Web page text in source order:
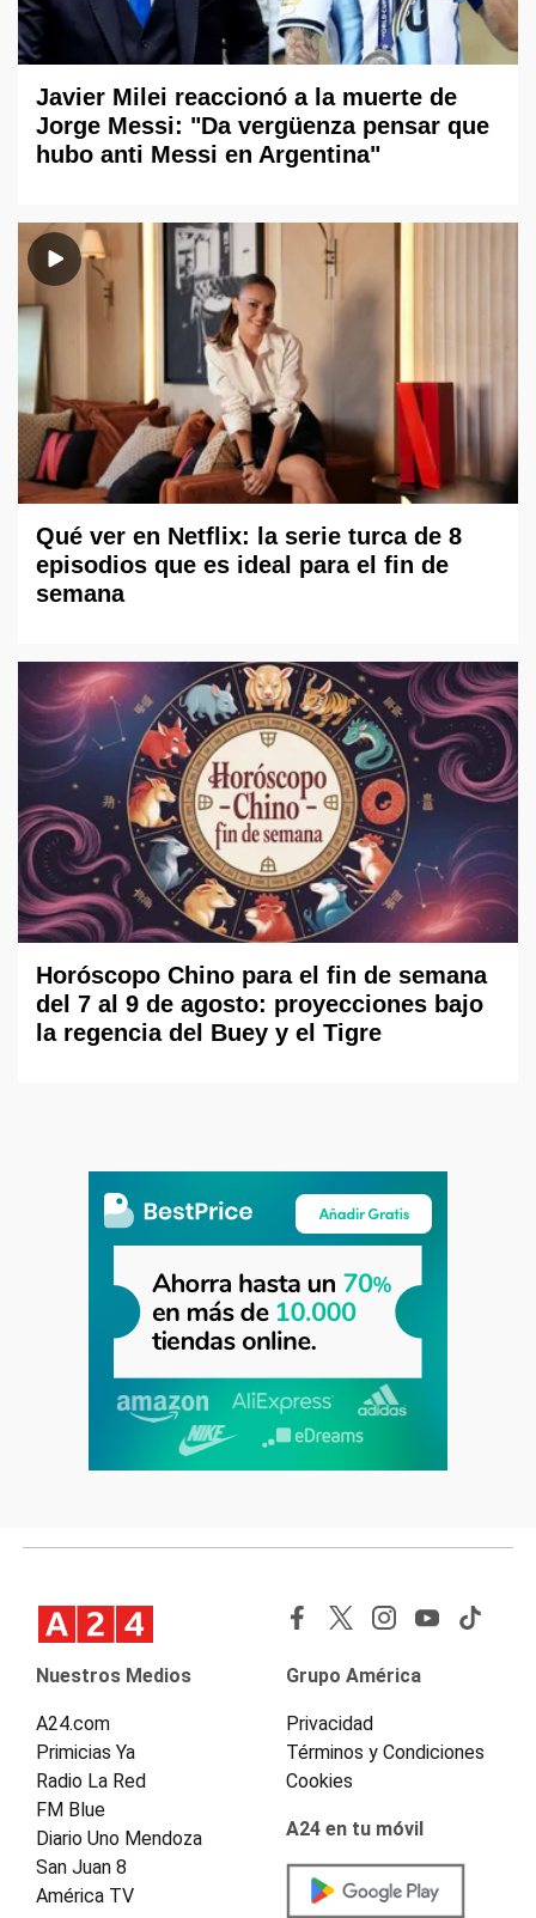
Javier Milei reaccionó a la muerte de
Jorge Messi: "Da vergüenza pensar que
hubo anti Messi en Argentina"
Qué ver en Netflix: la serie turca de 8
episodios que es ideal para el fin de
semana
Horóscopo Chino para el fin de semana
del 7 al 9 de agosto: proyecciones bajo
la regencia del Buey y el Tigre
Nuestros Medios
A24.com
Primicias Ya
Radio La Red
FM Blue
Diario Uno Mendoza
San Juan 8
América TV
Grupo América
Privacidad
Términos y Condiciones
Cookies
A24 en tu móvil